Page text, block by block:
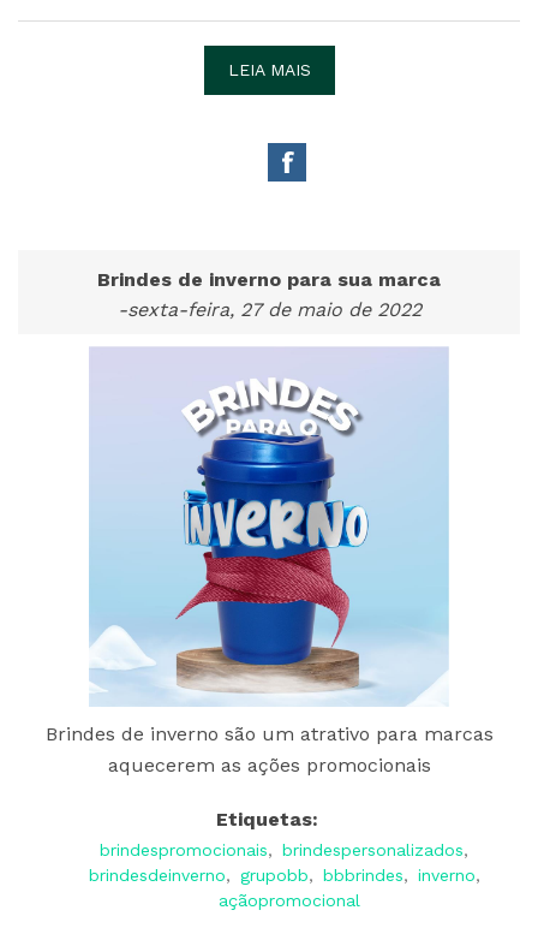
LEIA MAIS
Brindes de inverno para sua marca
-sexta-feira, 27 de maio de 2022
Brindes de inverno são um atrativo para marcas
aquecerem as ações promocionais
Etiquetas:
brindespromocionais, brindespersonalizados,
brindesdeinverno, grupobb, bbbrindes, inverno,
açãopromocional